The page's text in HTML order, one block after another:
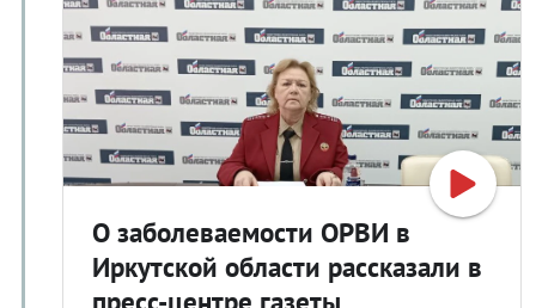
О заболеваемости ОРВИ в
Иркутской области рассказали в